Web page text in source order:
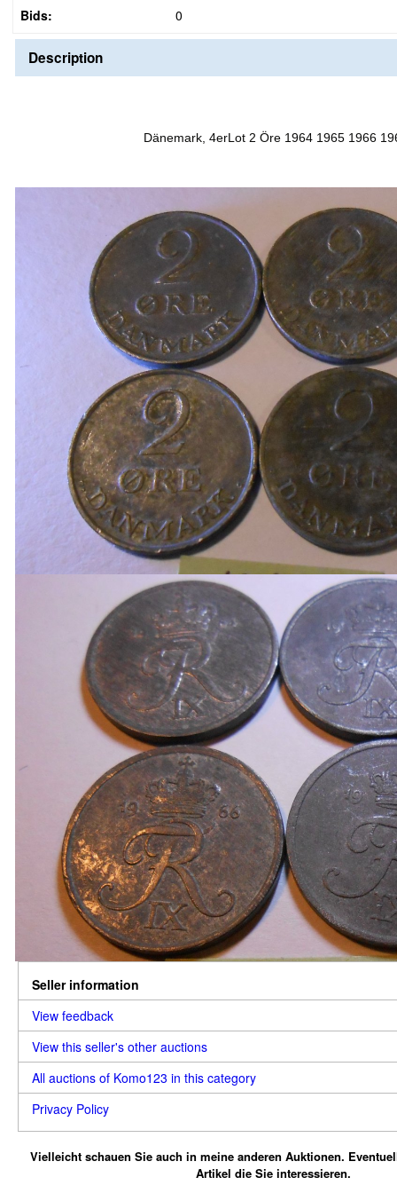
Bids: 0
Description
Dänemark, 4erLot 2 Öre 1964 1965 1966
Seller information
View feedback
View this seller's other auctions
All auctions of Komo123 in this category
Privacy Policy
Vielleicht schauen Sie auch in meine anderen Auktionen.
Artikel die Sie interessieren.